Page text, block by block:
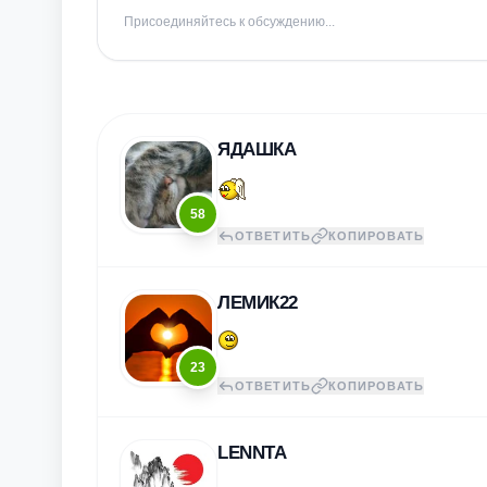
Присоединяйтесь к обсуждению...
58
ЯДАШКА
ОТВЕТИТЬ КОПИРОВАТЬ
23
ЛЕМИК22
ОТВЕТИТЬ КОПИРОВАТЬ
LENNTA